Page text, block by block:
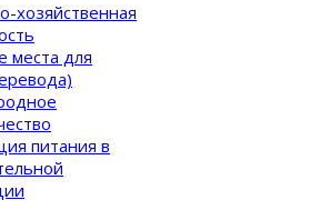
хозяйственная
места для
питания в